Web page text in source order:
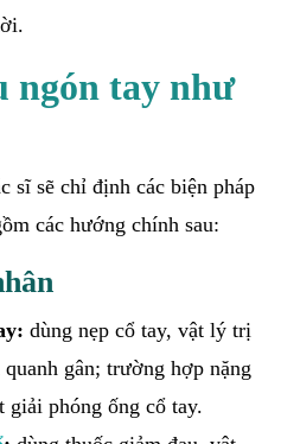
ngón tay như
sĩ sẽ chỉ định các biện pháp
các hướng chính sau:
dùng nẹp cổ tay, vật lý trị
gân; trường hợp nặng
giải phóng ống cổ tay.